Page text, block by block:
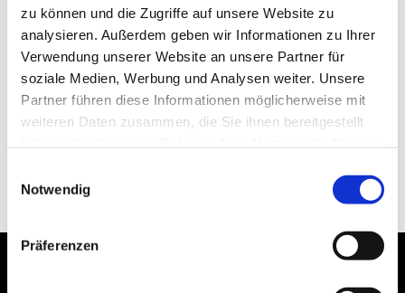
zu können und die Zugriffe auf unsere Website zu
analysieren. Außerdem geben wir Informationen zu Ihrer
Verwendung unserer Website an unsere Partner für
soziale Medien, Werbung und Analysen weiter. Unsere
Partner führen diese Informationen möglicherweise mit
weiteren Daten zusammen, die Sie ihnen bereitgestellt
Notwendig
Präferenzen